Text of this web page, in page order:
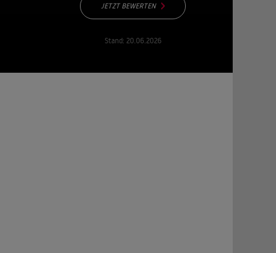
JETZT BEWERTEN
Stand: 20.06.2026